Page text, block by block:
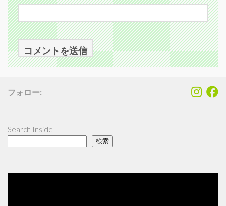
フォロー:
Search Inside
検索